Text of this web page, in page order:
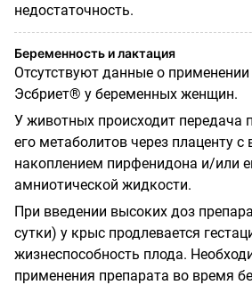
недостаточность.
Беременность и лактация
Отсутствуют данные о применении
Эсбриет® у беременных женщин.
У животных происходит передача
его метаболитов через плаценту
накоплением пирфенидона и/или
амниотической жидкости.
При введении высоких доз
сутки) у крыс продлевается
жизнеспособность плода.
применения препарата во время